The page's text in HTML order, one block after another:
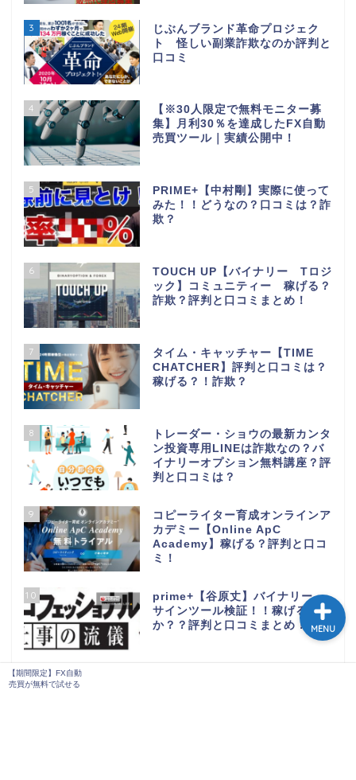
3
じぶんブランド革命プロジェク
ト 怪しい副業詐欺なのか評判と
口コミ
4
【※30人限定で無料モニター募
集】月利30％を達成したFX自動
売買ツール｜実績公開中！
5
PRIME+【中村剛】実際に使って
みた！！どうなの？口コミは？詐
欺？
6
TOUCH UP【バイナリー Tロジ
ック】コミュニティー 稼げる？
詐欺？評判と口コミまとめ！
7
タイム・キャッチャー【TIME
CHATCHER】評判と口コミは？
稼げる？！詐欺？
8
トレーダー・ショウの最新カンタ
ン投資専用LINEは詐欺なの？バ
イナリーオプション無料講座？評
判と口コミは？
9
コピーライター育成オンラインア
カデミー【Online ApC
Academy】稼げる？評判と口コ
ミ！
10
prime+【谷原丈】バイナリー
サインツール検証！！稼げるの
か？？評判と口コミまとめ！
11
【期間限定】FX自動
売買が無料で試せる
MENU
【期間限定】FX自動売買
が無料で試せる